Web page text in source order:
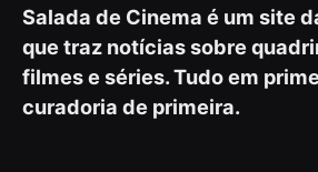
Salada de Cinema é um site
que traz notícias sobre
filmes e séries. Tudo em
curadoria de primeira.